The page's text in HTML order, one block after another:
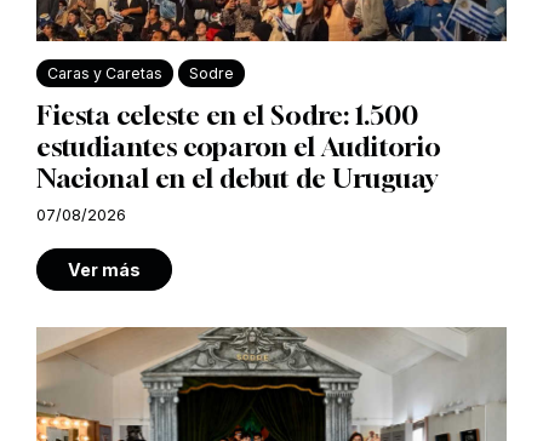
Caras y Caretas Sodre
Fiesta celeste en el Sodre: 1.500
estudiantes coparon el Auditorio
Nacional en el debut de Uruguay
07/08/2026
Ver más